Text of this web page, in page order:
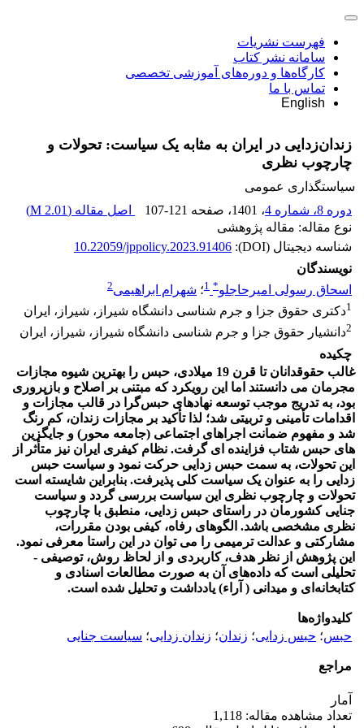
فهرست نشریات
سامانه نشر کتاب
کارگاه‌ها و دوره‌های آموزشی تخصصی
تماس با ما
English
زندان‌زدایی در ایران به مثابه یک سیاست: تحولات و
چارچوب نظری
سیاستگذاری عمومی
دوره 8، شماره 4
، 1401 ، صفحه 107-121 اصل مقاله (2.01 M
)
نوع مقاله: مقاله پژوهشی
شناسه دیجیتال (DOI):
10.22059/jppolicy.2023.91406
نویسندگان
اسحاق رسولی امیرحاجلو*
1؛ شهرام ابراهیمی2
1دکتری حقوق جزا و جرم شناسی دانشگاه شیراز، شیراز، ایران
2دانشیار حقوق جزا و جرم شناسی دانشگاه شیراز، شیراز، ایران
چکیده
غالب حقوقدانان تا قرن 19 میلادی، حبس را بهترین شیوه مجازات
مجرمان می دانستند اما این رویکرد که مبتنی بر اصلاح و بازپروری
بود، به تدریج موجب توسعه نهادهای حبس‌گرا در قالب مجازات و
اقدامات تأمینی و تربیتی شد؛ لذا تأکید بر مجازات زندان، کم رنگ
شد و مفهوم ضمانت اجراهای اجتماعی (جامعه محور) و جایگزین
های حبس شتاب فزاینده ای گرفت. نظام کیفری ایران نیز متأثر از
این تحولات، به سمت حبس زدایی حرکت نمود و سیاست حبس
زدایی را به عنوان یک سیاست کلی پذیرفت. بنابراین شایسته است
تحولات و چارچوب نظری این سیاست بررسی گردد و سیاست
جنایی کشورمان در راستای حبس زدایی، منطبق با چارچوب
نظری مشخصی باشد. الگوهای رفاه، کیفی بودن مقررات،
مشارکتی و عدالت ترمیمی را می توان در این راستا معرفی نمود.
این پژوهش از نظر هدف، کاربردی و از لحاظ روش، توصیفی -
تحلیلی است که داده‌های آن به‌ صورت مطالعات اسنادی و
کتابخانه‌ای و میدانی ( آراء) یادداشت و تحلیل شده است.
کلیدواژه‌ها
حبس؛ حبس زدایی؛ زندان؛ زندان زدایی؛ سیاست جنایی
مراجع
آمار
تعداد مشاهده مقاله: 1,118